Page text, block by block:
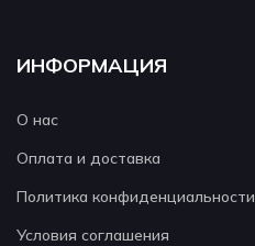
ИНФОРМАЦИЯ
О нас
Оплата и доставка
Политика конфиденциальности
Условия соглашения